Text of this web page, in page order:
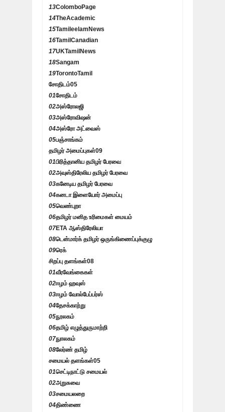
13ColomboPage
14TheAcademic
15TamileelamNews
16TamilCanadian
17UKTamilNews
18Sangam
19TorontoTamil
சோதிடம்05
01சோதிடம்
02அஸ்ரோலஜி
03அஸ்ரோவிஷன்
04அஸ்ரோ அட்வைஸ்
05பஞ்சாங்கம்
தமிழர் அமைப்புகள்09
01பிரித்தானிய தமிழர் பேரவை
02அவுஸ்திரேலிய தமிழர் பேரவை
03கனேடிய தமிழர் பேரவை
04கனடா இளையோர் அமைப்பு
05வெண்புறா
06தமிழர் மனித உரிமைகள் மையம்
07ETA ஆஸ்திரேலியா
08டென்மார்க் தமிழர் ஒருங்கிணைப்புக்குழு
09ரெக்
சிறப்பு தளங்கள்08
01வீரவேங்கைகள்
02ஈழம் ஹவுஸ்
03ஈழம் வோல்பேப்பர்ஸ்
04தேசக்காற்று
05நூலகம்
06தமிழ் எழுத்துருமாற்றி
07நுாலகம்
08லேர்ண் தமிழ்
சமையல் தளங்கள்05
01செட்டிநாட்டு சமையல்
02அறுசுவை
03சமையலறை
04திண்ணை